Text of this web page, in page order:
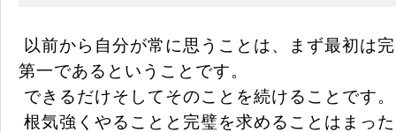
以前から自分が常に思うことは、まず最初は
第一であるということです。
できるだけそしてそのことを続けることです。
根気強くやることと完璧を求めることはまっ